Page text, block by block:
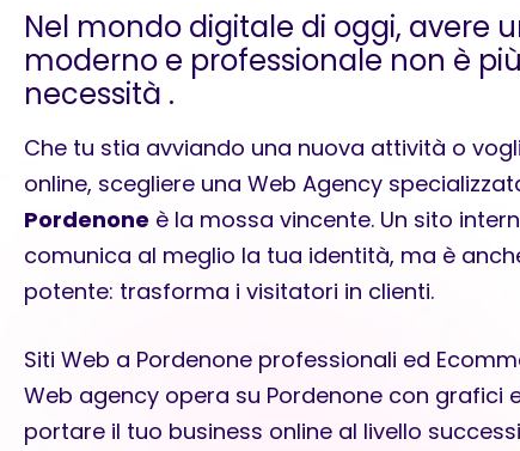
Nel mondo digitale di oggi, avere
moderno e professionale non è
necessità .
Che tu stia avviando una nuova attività o
online, scegliere una Web Agency
Pordenone è la mossa vincente. Un sito
comunica al meglio la tua identità, ma è
potente: trasforma i visitatori in clienti.
Siti Web a Pordenone professionali ed
Web agency opera su Pordenone con
portare il tuo business online al livello